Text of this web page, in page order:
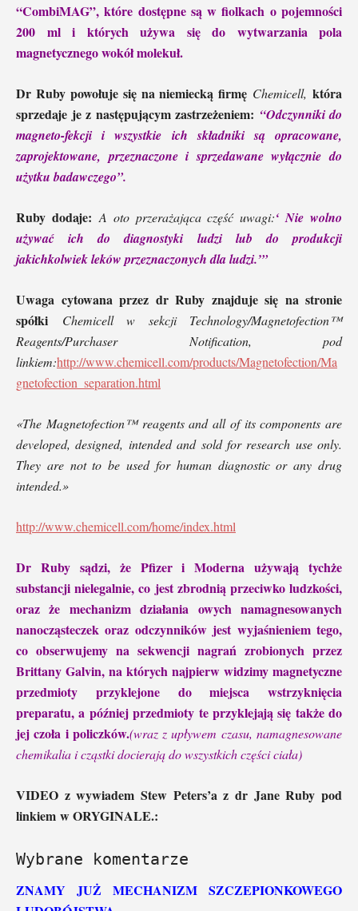
“CombiMAG”, które dostępne są w fiolkach o pojemności
200 ml i których używa się do wytwarzania pola
magnetycznego wokół molekuł.
Dr Ruby powołuje się na niemiecką firmę Chemicell, która
sprzedaje je z następującym zastrzeżeniem: “Odczynniki do
magneto-fekcji i wszystkie ich składniki są opracowane,
zaprojektowane, przeznaczone i sprzedawane wyłącznie do
użytku badawczego”.
Ruby dodaje:A oto przerażająca część uwagi:‘ Nie wolno
używać ich do diagnostyki ludzi lub do produkcji
jakichkolwiek leków przeznaczonych dla ludzi.’”
Uwaga cytowana przez dr Ruby znajduje się na stronie
spółki
Chemicell w sekcji Technology/Magnetofection™
Reagents/Purchaser Notification, pod
linkiem:http://www.chemicell.com/products/Magnetofection/Ma
gnetofection_separation.html
«The Magnetofection™ reagents and all of its components are
developed, designed, intended and sold for research use only.
They are not to be used for human diagnostic or any drug
intended.»
http://www.chemicell.com/home/index.html
Dr Ruby sądzi, że Pfizer i Moderna używają tychże
substancji nielegalnie, co jest zbrodnią przeciwko ludzkości,
oraz że mechanizm działania owych namagnesowanych
nanocząsteczek oraz odczynników jest wyjaśnieniem tego,
co obserwujemy na sekwencji nagrań zrobionych przez
Brittany Galvin, na których najpierw widzimy magnetyczne
przedmioty przyklejone do miejsca wstrzyknięcia
preparatu, a później przedmioty te przyklejają się także do
jej czoła i policzków.(wraz z upływem czasu, namagnesowane
chemikalia i cząstki docierają do wszystkich części ciała)
VIDEO z wywiadem Stew Peters’a z dr Jane Ruby pod
linkiem w ORYGINALE.:
Wybrane komentarze
ZNAMY JUŻ MECHANIZM SZCZEPIONKOWEGO